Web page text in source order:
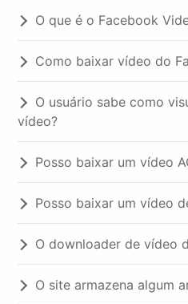
O que é o Facebook
Como baixar vídeo do
O usuário sabe como
vídeo?
Posso baixar um vídeo
Posso baixar um vídeo
O downloader de vídeo
O site armazena algum